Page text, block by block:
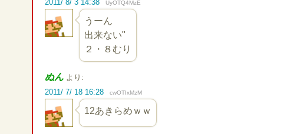
2011/ 8/ 3 14:38
UyOTQ4MzE
うーん
出来ない"
２・８むり
ぬん より:
2011/ 7/ 18 16:28
cwOTIxMzM
12あきらめｗｗ